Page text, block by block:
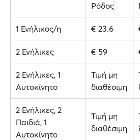
Ρόδος
1 Ενήλικος/η € 23.6
2 Ενήλικες € 59
2 Ενήλικες, 1
Αυτοκίνητο
Τιμή μη
διαθέσιμη
2 Ενήλικες, 2
Παιδιά, 1
Αυτοκίνητο
Τιμή μη
διαθέσιμη